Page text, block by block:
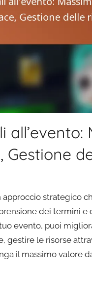
strategico
dei termini e
evento, puoi
gestire le risorse
il massimo valore